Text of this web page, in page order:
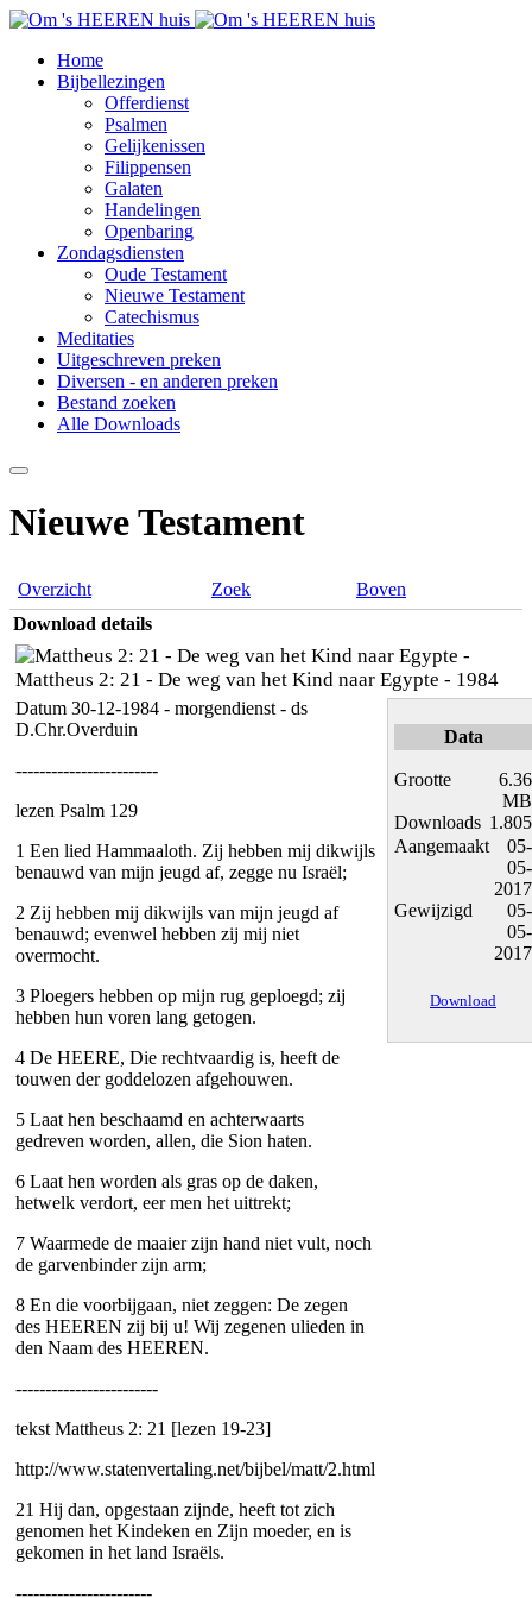
Home
Bijbellezingen
Offerdienst
Psalmen
Gelijkenissen
Filippensen
Galaten
Handelingen
Openbaring
Zondagsdiensten
Oude Testament
Nieuwe Testament
Catechismus
Meditaties
Uitgeschreven preken
Diversen - en anderen preken
Bestand zoeken
Alle Downloads
Nieuwe Testament
Overzicht Zoek
Boven
Download details
Mattheus 2: 21 - De weg van het Kind naar Egypte - 1984
Datum 30-12-1984 - morgendienst - ds
D.Chr.Overduin
------------------------
lezen Psalm 129
1 Een lied Hammaaloth. Zij hebben mij dikwijls
benauwd van mijn jeugd af, zegge nu Israël;
2 Zij hebben mij dikwijls van mijn jeugd af
benauwd; evenwel hebben zij mij niet
overmocht.
3 Ploegers hebben op mijn rug geploegd; zij
hebben hun voren lang getogen.
4 De HEERE, Die rechtvaardig is, heeft de
touwen der goddelozen afgehouwen.
5 Laat hen beschaamd en achterwaarts
gedreven worden, allen, die Sion haten.
6 Laat hen worden als gras op de daken,
hetwelk verdort, eer men het uittrekt;
7 Waarmede de maaier zijn hand niet vult, noch
de garvenbinder zijn arm;
8 En die voorbijgaan, niet zeggen: De zegen
des HEEREN zij bij u! Wij zegenen ulieden in
den Naam des HEEREN.
------------------------
tekst Mattheus 2: 21 [lezen 19-23]
http://www.statenvertaling.net/bijbel/matt/2.html
21 Hij dan, opgestaan zijnde, heeft tot zich
genomen het Kindeken en Zijn moeder, en is
gekomen in het land Israëls.
-----------------------
Data
Grootte
6.36
MB
Downloads 1.805
Aangemaakt
05-
05-
2017
Gewijzigd
05-
05-
2017
Download